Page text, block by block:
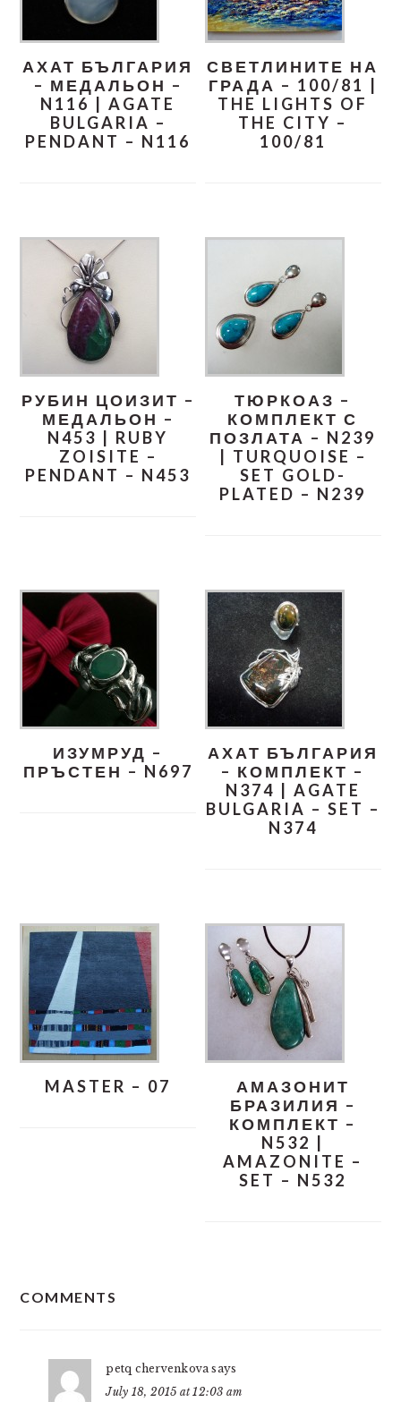
АХАТ БЪЛГАРИЯ
– МЕДАЛЬОН –
N116 | AGATE
BULGARIA –
PENDANT – N116
СВЕТЛИНИТЕ НА
ГРАДА – 100/81 |
THE LIGHTS OF
THE CITY –
100/81
РУБИН ЦОИЗИТ –
МЕДАЛЬОН –
N453 | RUBY
ZOISITE –
PENDANT – N453
ТЮРКОАЗ –
КОМПЛЕКТ С
ПОЗЛАТА – N239
| TURQUOISE –
SET GOLD-
PLATED – N239
ИЗУМРУД –
ПРЪСТЕН – N697
АХАТ БЪЛГАРИЯ
– КОМПЛЕКТ –
N374 | AGATE
BULGARIA – SET –
N374
MASTER – 07
АМАЗОНИТ
БРАЗИЛИЯ –
КОМПЛЕКТ –
N532 |
AMAZONITE –
SET – N532
INTERACTIONS
COMMENTS
petq chervenkova says
July 18, 2015 at 12:03 am